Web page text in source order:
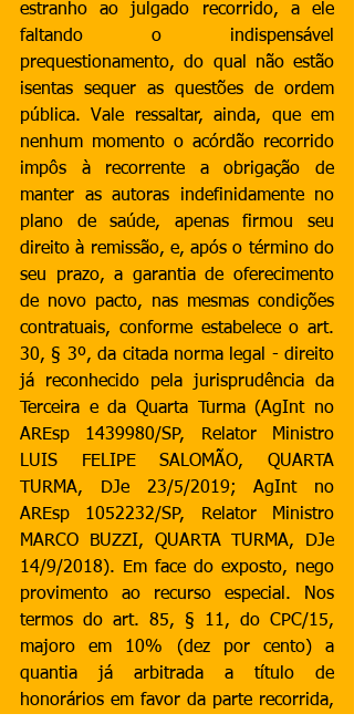
estranho ao julgado recorrido, a ele
faltando o indispensável
prequestionamento, do qual não estão
isentas sequer as questões de ordem
pública. Vale ressaltar, ainda, que em
nenhum momento o acórdão recorrido
impôs à recorrente a obrigação de
manter as autoras indefinidamente no
plano de saúde, apenas firmou seu
direito à remissão, e, após o término do
seu prazo, a garantia de oferecimento
de novo pacto, nas mesmas condições
contratuais, conforme estabelece o art.
30, § 3º, da citada norma legal - direito
já reconhecido pela jurisprudência da
Terceira e da Quarta Turma (AgInt no
AREsp 1439980/SP, Relator Ministro
LUIS FELIPE SALOMÃO, QUARTA
TURMA, DJe 23/5/2019; AgInt no
AREsp 1052232/SP, Relator Ministro
MARCO BUZZI, QUARTA TURMA, DJe
14/9/2018). Em face do exposto, nego
provimento ao recurso especial. Nos
termos do art. 85, § 11, do CPC/15,
majoro em 10% (dez por cento) a
quantia já arbitrada a título de
honorários em favor da parte recorrida,